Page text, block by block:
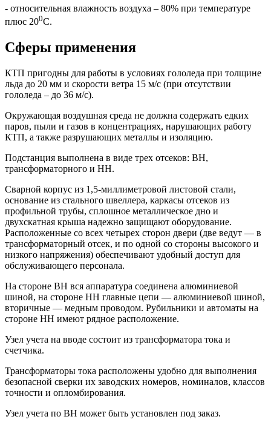
- относительная влажность воздуха – 80% при температуре
плюс 200С.
Сферы применения
КТП пригодны для работы в условиях гололеда при толщине
льда до 20 мм и скорости ветра 15 м/с (при отсутствии
гололеда – до 36 м/с).
Окружающая воздушная среда не должна содержать едких
паров, пыли и газов в концентрациях, нарушающих работу
КТП, а также разрушающих металлы и изоляцию.
Подстанция выполнена в виде трех отсеков: ВН,
трансформаторного и НН.
Сварной корпус из 1,5-миллиметровой листовой стали,
основание из стального швеллера, каркасы отсеков из
профильной трубы, сплошное металлическое дно и
двухскатная крыша надежно защищают оборудование.
Расположенные со всех четырех сторон двери (две ведут — в
трансформаторный отсек, и по одной со стороны высокого и
низкого напряжения) обеспечивают удобный доступ для
обслуживающего персонала.
На стороне ВН вся аппаратура соединена алюминиевой
шиной, на стороне НН главные цепи — алюминиевой шиной,
вторичные — медным проводом. Рубильники и автоматы на
стороне НН имеют рядное расположение.
Узел учета на вводе состоит из трансформатора тока и
счетчика.
Трансформаторы тока расположены удобно для выполнения
безопасной сверки их заводских номеров, номиналов, классов
точности и опломбирования.
Узел учета по ВН может быть установлен под заказ.